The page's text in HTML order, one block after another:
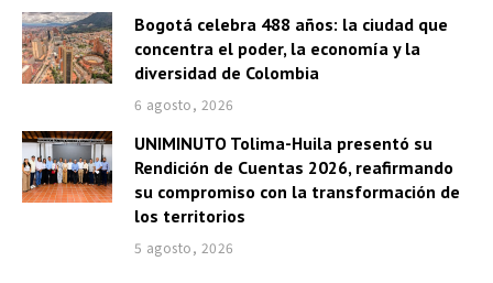
Bogotá celebra 488 años: la ciudad que
concentra el poder, la economía y la
diversidad de Colombia
6 agosto, 2026
UNIMINUTO Tolima-Huila presentó su
Rendición de Cuentas 2026, reafirmando
su compromiso con la transformación de
los territorios
5 agosto, 2026